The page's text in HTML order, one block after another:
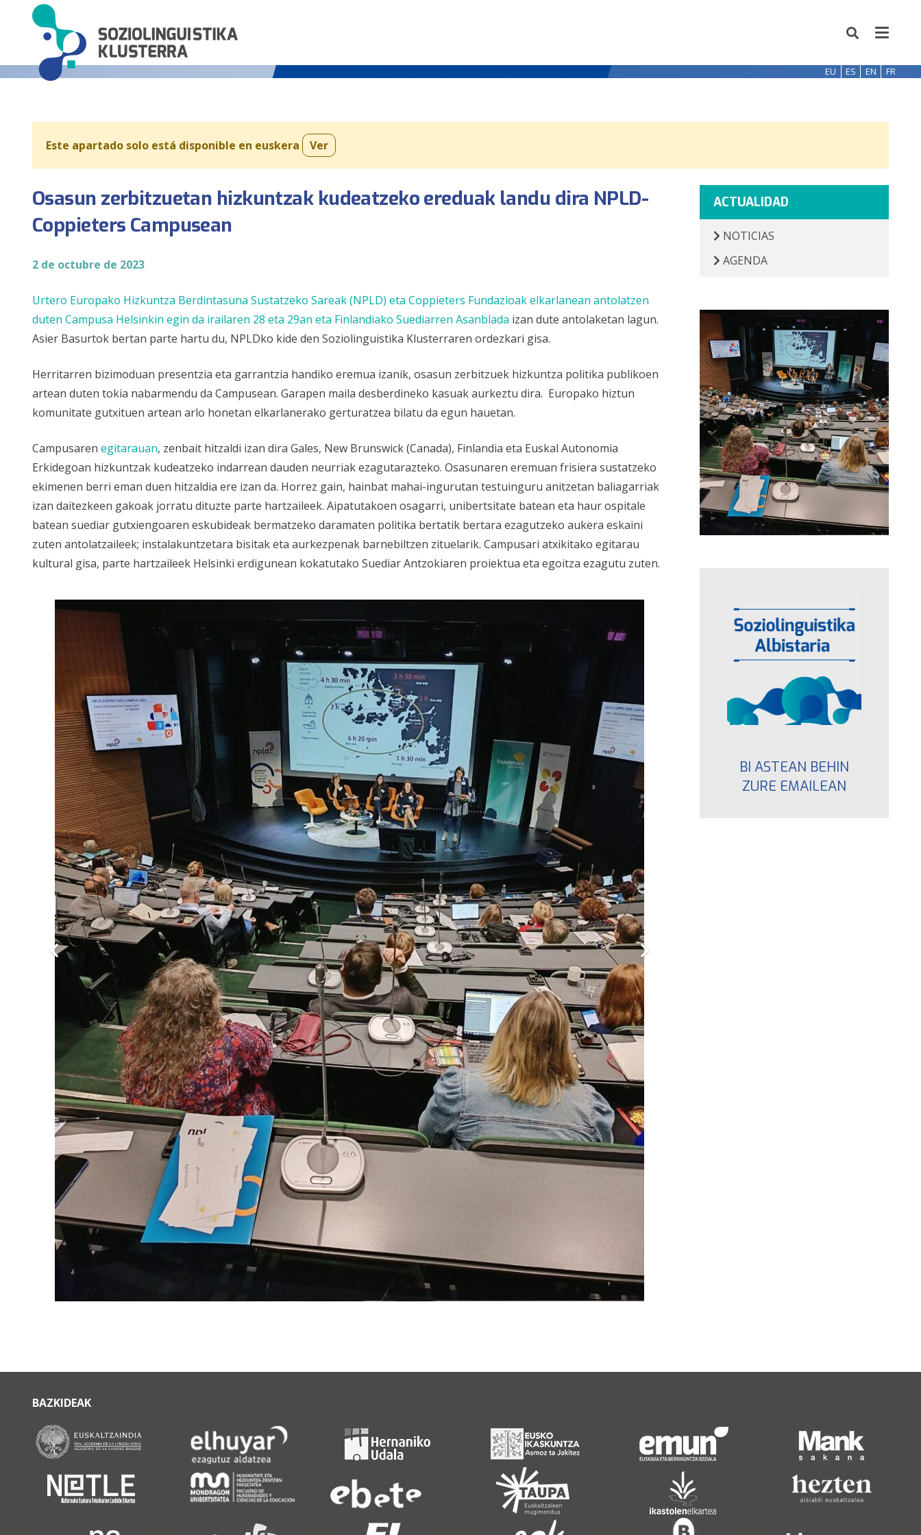
EU ES EN FR
Este apartado solo está disponible en euskera Ver
Osasun zerbitzuetan hizkuntzak kudeatzeko ereduak landu dira NPLD-
Coppieters Campusean
2 de octubre de 2023
Urtero Europako Hizkuntza Berdintasuna Sustatzeko Sareak (NPLD) eta Coppieters Fundazioak elkarlanean antolatzen
duten Campusa Helsinkin egin da irailaren 28 eta 29an eta Finlandiako Suediarren Asanblada izan dute antolaketan lagun.
Asier Basurtok bertan parte hartu du, NPLDko kide den Soziolinguistika Klusterraren ordezkari gisa.
Herritarren bizimoduan presentzia eta garrantzia handiko eremua izanik, osasun zerbitzuek hizkuntza politika publikoen
artean duten tokia nabarmendu da Campusean. Garapen maila desberdineko kasuak aurkeztu dira. Europako hiztun
komunitate gutxituen artean arlo honetan elkarlanerako gerturatzea bilatu da egun hauetan.
Campusaren egitarauan, zenbait hitzaldi izan dira Gales, New Brunswick (Canada), Finlandia eta Euskal Autonomia
Erkidegoan hizkuntzak kudeatzeko indarrean dauden neurriak ezagutarazteko. Osasunaren eremuan frisiera sustatzeko
ekimenen berri eman duen hitzaldia ere izan da. Horrez gain, hainbat mahai-ingurutan testuinguru anitzetan baliagarriak
izan daitezkeen gakoak jorratu dituzte parte hartzaileek. Aipatutakoen osagarri, unibertsitate batean eta haur ospitale
batean suediar gutxiengoaren eskubideak bermatzeko daramaten politika bertatik bertara ezagutzeko aukera eskaini
zuten antolatzaileek; instalakuntzetara bisitak eta aurkezpenak barnebiltzen zituelarik. Campusari atxikitako egitarau
kultural gisa, parte hartzaileek Helsinki erdigunean kokatutako Suediar Antzokiaren proiektua eta egoitza ezagutu zuten.
ACTUALIDAD
NOTICIAS
AGENDA
BI ASTEAN BEHIN
ZURE EMAILEAN
BAZKIDEAK